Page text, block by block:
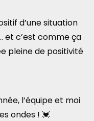
d’une situation
et c’est comme ça
pleine de positivité
l’équipe et moi
ondes ! 💓